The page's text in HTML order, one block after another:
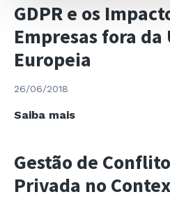
GDPR e os
Empresas fora da
Europeia
26/06/2018
Saiba maisGDPR
Impactos
nas
Gestão de
Privada no